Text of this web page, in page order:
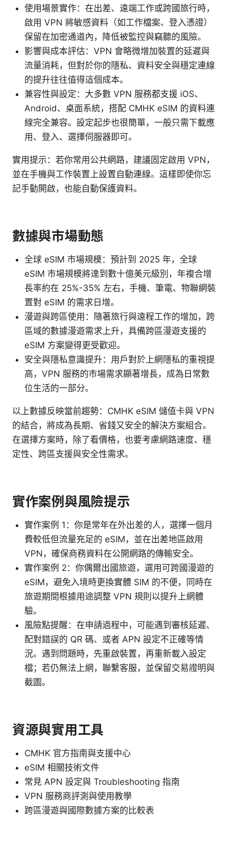
使用場景實作：在出差、遠端工作或跨國旅行時，
啟用 VPN 將敏感資料（如工作檔案、登入憑證）
保留在加密通道內，降低被監控與竊聽的風險。
影響與成本評估：VPN 會略微增加裝置的延遲與
流量消耗，但對於你的隱私、資料安全與穩定連線
的提升往往值得這個成本。
兼容性與設定：大多數 VPN 服務都支援 iOS、
Android、桌面系統，搭配 CMHK eSIM 的資料連
線完全兼容。設定起步也很簡單，一般只需下載應
用、登入、選擇伺服器即可。
實用提示：若你常用公共網路，建議固定啟用 VPN，
並在手機與工作裝置上設置自動連線。這樣即使你忘
記手動開啟，也能自動保護資料。
數據與市場動態
全球 eSIM 市場規模：預計到 2025 年，全球
eSIM 市場規模將達到數十億美元級別，年複合增
長率約在 25%-35% 左右，手機、筆電、物聯網裝
置對 eSIM 的需求日增。
漫遊與跨區使用：隨著旅行與遠程工作的增加，跨
區域的數據漫遊需求上升，具備跨區漫遊支援的
eSIM 方案變得更受歡迎。
安全與隱私意識提升：用戶對於上網隱私的重視提
高，VPN 服務的市場需求顯著增長，成為日常數
位生活的一部分。
以上數據反映當前趨勢：CMHK eSIM 儲值卡與 VPN
的結合，將成為長期、省錢又安全的解決方案組合。
在選擇方案時，除了看價格，也要考慮網路速度、穩
定性、跨區支援與安全性需求。
實作案例與風險提示
實作案例 1：你是常年在外出差的人，選擇一個月
費較低但流量充足的 eSIM，並在出差地區啟用
VPN，確保商務資料在公開網路的傳輸安全。
實作案例 2：你偶爾出國旅遊，選用可跨國漫遊的
eSIM，避免入境時更換實體 SIM 的不便，同時在
旅遊期間根據用途調整 VPN 規則以提升上網體
驗。
風險點提醒：在申請過程中，可能遇到審核延遲、
配對錯誤的 QR 碼、或者 APN 設定不正確等情
況。遇到問題時，先重啟裝置，再重新載入設定
檔；若仍無法上網，聯繫客服，並保留交易證明與
截圖。
資源與實用工具
CMHK 官方指南與支援中心
eSIM 相關技術文件
常見 APN 設定與 Troubleshooting 指南
VPN 服務商評測與使用教學
跨區漫遊與國際數據方案的比較表